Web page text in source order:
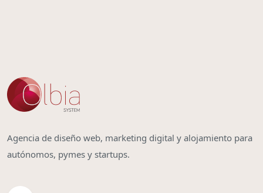
Agencia de diseño web, marketing digital y alojamiento para
autónomos, pymes y startups.